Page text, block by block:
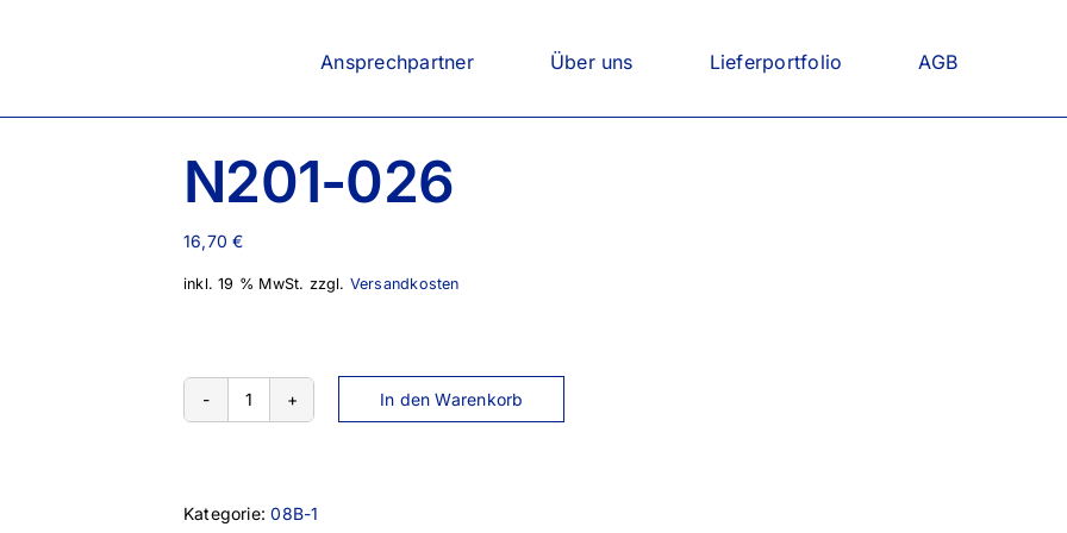
Ansprechpartner Über uns Lieferportfolio AGB
N201-026
16,70€
inkl. 19 % MwSt. zzgl. Versandkosten
N201-
In den Warenkorb
Kategorie:08B-1